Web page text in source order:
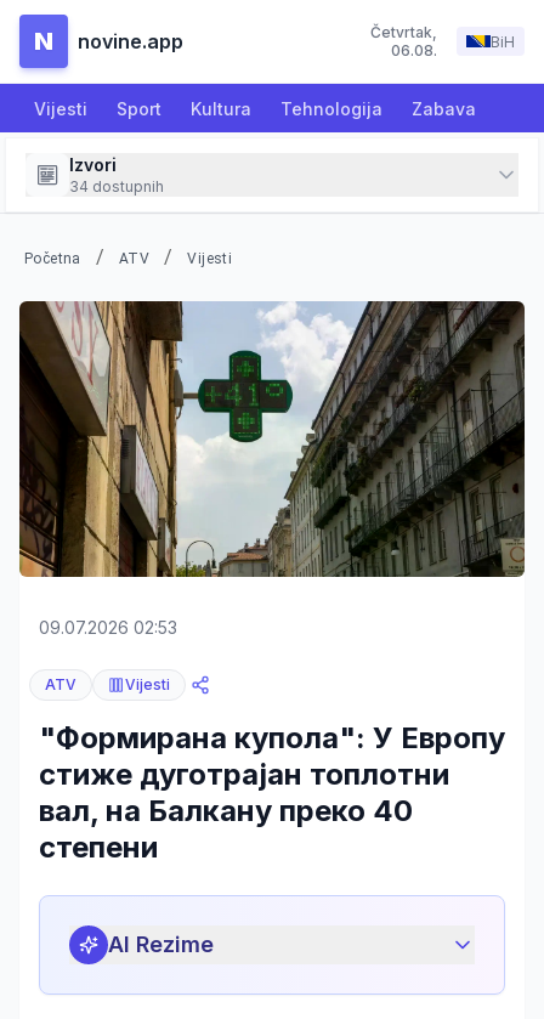
N novine.app Četvrtak,
06.08.
BiH
Vijesti Sport Kultura Tehnologija Zabava
Izvori
34 dostupnih
Početna / ATV / Vijesti
09.07.2026 02:53
ATV Vijesti
"Формирана купола": У Европу
стиже дуготрајан топлотни
вал, на Балкану преко 40
степени
AI Rezime